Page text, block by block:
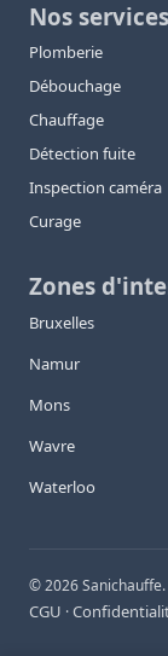
Nos services
Plomberie
Débouchage
Chauffage
Détection fuite
Inspection caméra
Curage
Zones
Bruxelles
Namur
Mons
Wavre
Waterloo
©2026
CGU ·